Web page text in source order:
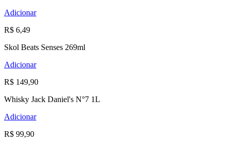
Adicionar
R$ 6,49
Skol Beats Senses 269ml
Adicionar
R$ 149,90
Whisky Jack Daniel's N°7 1L
Adicionar
R$ 99,90